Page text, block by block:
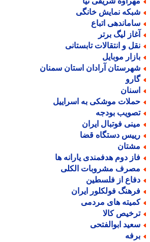
نمایش خانگی
اتباع
لیگ برتر
و انتقالات تابستانی
موبایل
آرادان استان سمنان
موشکی به اسراییل
بودجه
فوتبال ایران
دستگاه قضا
دوم هدفمندی یارانه ها
مشروبات الکلی
از فلسطین
فولکلور ایران
های مردمی
کالا
ابوالفتحی